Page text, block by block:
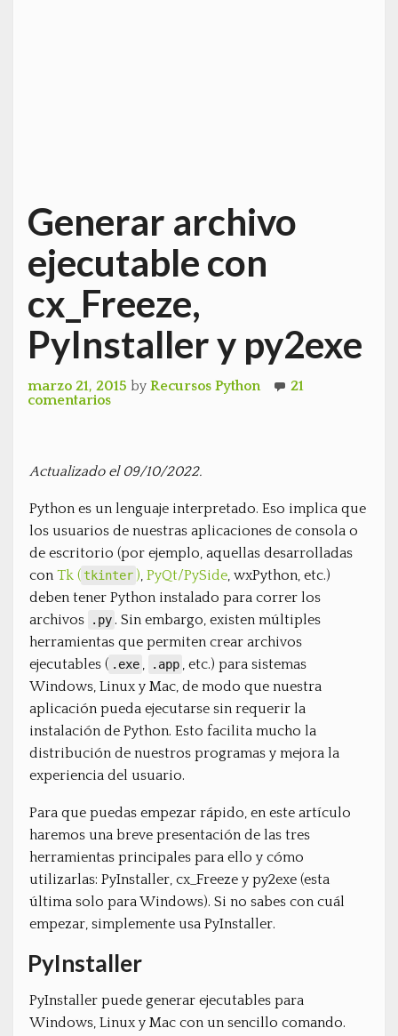
Generar archivo
ejecutable con
cx_Freeze,
PyInstaller y py2exe
marzo 21, 2015 by Recursos Python
21
comentarios
Actualizado el 09/10/2022.
Python es un lenguaje interpretado. Eso implica que
los usuarios de nuestras aplicaciones de consola o
de escritorio (por ejemplo, aquellas desarrolladas
con Tk (tkinter ), PyQt/PySide, wxPython, etc.)
deben tener Python instalado para correr los
archivos
.py . Sin embargo, existen múltiples
herramientas que permiten crear archivos
ejecutables ( .exe , .app , etc.) para sistemas
Windows, Linux y Mac, de modo que nuestra
aplicación pueda ejecutarse sin requerir la
instalación de Python. Esto facilita mucho la
distribución de nuestros programas y mejora la
experiencia del usuario.
Para que puedas empezar rápido, en este artículo
haremos una breve presentación de las tres
herramientas principales para ello y cómo
utilizarlas: PyInstaller, cx_Freeze y py2exe (esta
última solo para Windows). Si no sabes con cuál
empezar, simplemente usa PyInstaller.
PyInstaller
PyInstaller puede generar ejecutables para
Windows, Linux y Mac con un sencillo comando.